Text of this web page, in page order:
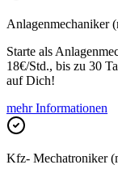
Anlagenmechaniker
Starte als
18€/Std., bis zu 30
auf Dich!
mehr Informationen
Kfz- Mechatroniker